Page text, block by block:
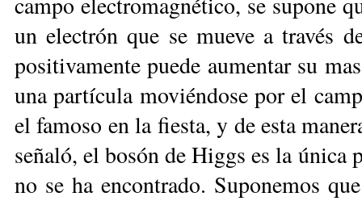
un electrón que se mueve a través
positivamente puede aumentar su
una partícula moviéndose por el
el famoso en la fiesta, y de esta
señaló, el bosón de Higgs es la única
no se ha encontrado. Suponemos